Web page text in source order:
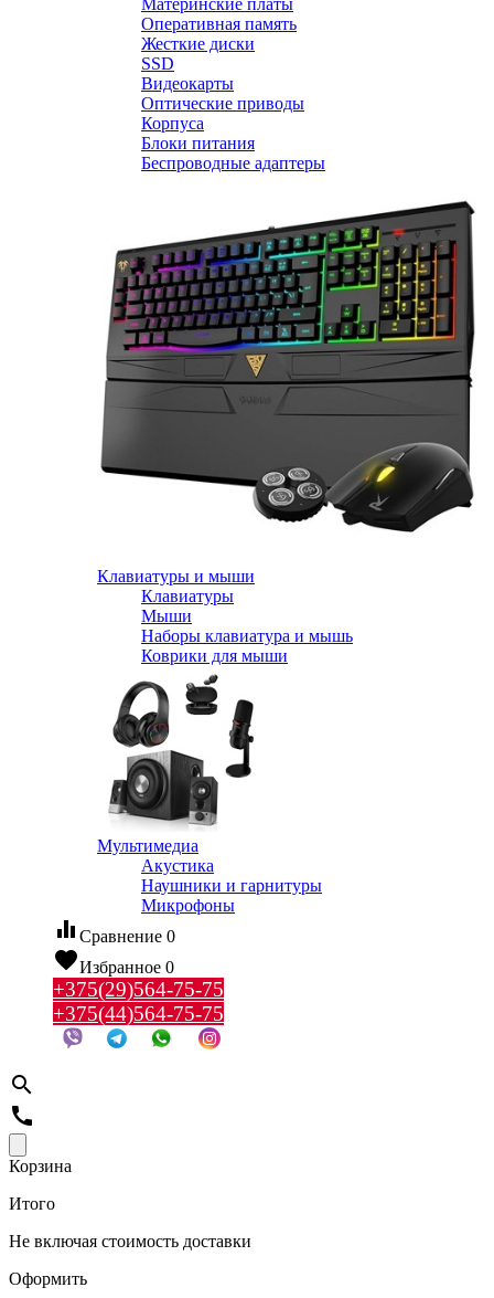
Материнские платы
Оперативная память
Жесткие диски
SSD
Видеокарты
Оптические приводы
Корпуса
Блоки питания
Беспроводные адаптеры
Клавиатуры и мыши
Клавиатуры
Мыши
Наборы клавиатура и мышь
Коврики для мыши
Мультимедиа
Акустика
Наушники и гарнитуры
Микрофоны
equalizer Сравнение 0
favoriteИзбранное 0
+375(29)564-75-75
+375(44)564-75-75
search
call
Корзина
Итого
Не включая стоимость доставки
Оформить